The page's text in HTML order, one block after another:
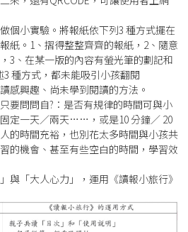
小實驗。將報紙依下列3 種方式擺在
紙。1、摺得整整齊齊的報紙，2、隨意
3、在某一版的內容有螢光筆的劃記和
種方式，都未能吸引小孩翻閱
感興趣、尚未學到閱讀的方法。
問問自?：是否有規律的時間可與小
定一天／兩天……，或是10 分鐘／ 20
時間充裕，也別花太多時間與小孩共
的機會、甚至有些空白的時間，學習效
「大人心力」，運用《讀報小旅行》